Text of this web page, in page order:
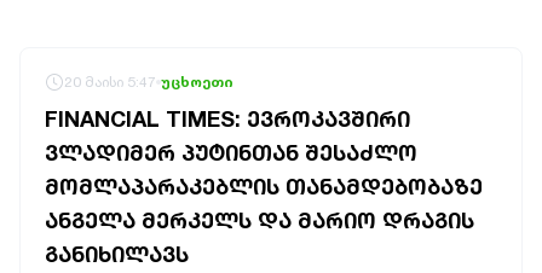
ᲐᲛᲘᲜᲓᲘ
ᲡᲐᲛᲮᲔᲓᲠᲝ
ᲠᲔᲒᲘᲝᲜᲘ
ᲘᲜᲢᲔᲠᲕᲘᲣ
20 მაისი 5:47 უცხოეთი
FINANCIAL TIMES: ᲔᲕᲠᲝᲙᲐᲕᲨᲘᲠᲘ
ᲕᲚᲐᲓᲘᲛᲔᲠ ᲞᲣᲢᲘᲜᲗᲐᲜ ᲨᲔᲡᲐᲫᲚᲝ
ᲛᲝᲛᲚᲐᲞᲐᲠᲐᲙᲔᲑᲚᲘᲡ ᲗᲐᲜᲐᲛᲓᲔᲑᲝᲑᲐᲖᲔ
ᲐᲜᲒᲔᲚᲐ ᲛᲔᲠᲙᲔᲚᲡ ᲓᲐ ᲛᲐᲠᲘᲝ ᲓᲠᲐᲒᲘᲡ
ᲒᲐᲜᲘᲮᲘᲚᲐᲕᲡ